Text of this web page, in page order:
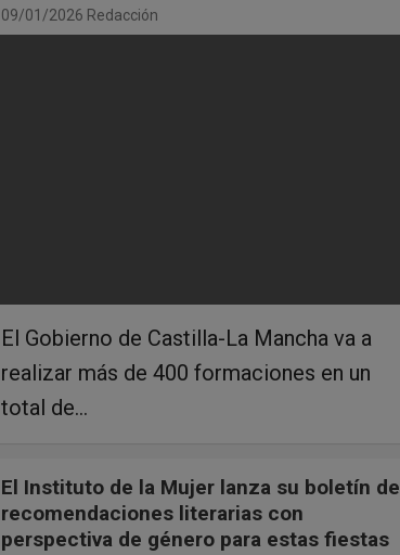
09/01/2026 Redacción
El Gobierno de Castilla-La Mancha va a
realizar más de 400 formaciones en un
total de…
El Instituto de la Mujer lanza su boletín de
recomendaciones literarias con
perspectiva de género para estas fiestas